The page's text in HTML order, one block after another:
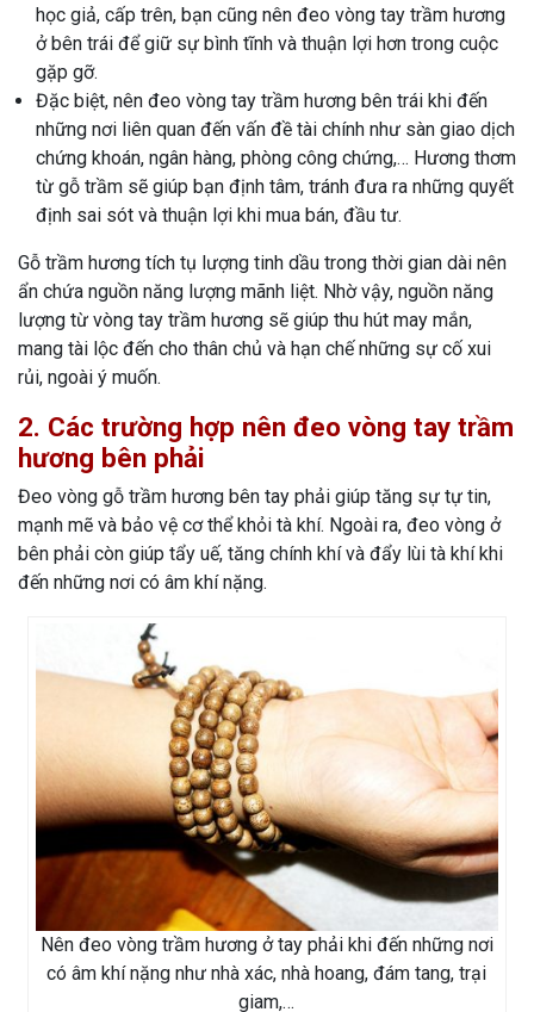
học giả, cấp trên, bạn cũng nên đeo vòng tay trầm hương
ở bên trái để giữ sự bình tĩnh và thuận lợi hơn trong cuộc
gặp gỡ.
Đặc biệt, nên đeo vòng tay trầm hương bên trái khi đến
những nơi liên quan đến vấn đề tài chính như sàn giao dịch
chứng khoán, ngân hàng, phòng công chứng,… Hương thơm
từ gỗ trầm sẽ giúp bạn định tâm, tránh đưa ra những quyết
định sai sót và thuận lợi khi mua bán, đầu tư.
Gỗ trầm hương tích tụ lượng tinh dầu trong thời gian dài nên
ẩn chứa nguồn năng lượng mãnh liệt. Nhờ vậy, nguồn năng
lượng từ vòng tay trầm hương sẽ giúp thu hút may mắn,
mang tài lộc đến cho thân chủ và hạn chế những sự cố xui
rủi, ngoài ý muốn.
2. Các trường hợp nên đeo vòng tay trầm
hương bên phải
Đeo vòng gỗ trầm hương bên tay phải giúp tăng sự tự tin,
mạnh mẽ và bảo vệ cơ thể khỏi tà khí. Ngoài ra, đeo vòng ở
bên phải còn giúp tẩy uế, tăng chính khí và đẩy lùi tà khí khi
đến những nơi có âm khí nặng.
Nên đeo vòng trầm hương ở tay phải khi đến những nơi
có âm khí nặng như nhà xác, nhà hoang, đám tang, trại
giam,…